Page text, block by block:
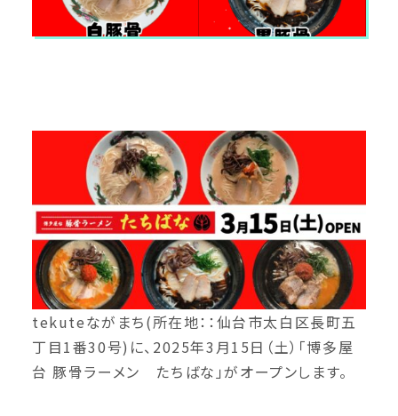
tekuteながまち(所在地：：仙台市太白区長町五
丁目1番30号)に、2025年3月15日（土）「博多屋
台 豚骨ラーメン たちばな」がオープンします。